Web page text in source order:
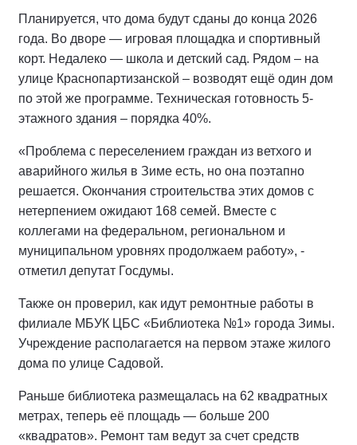
Планируется, что дома будут сданы до конца 2026
года. Во дворе — игровая площадка и спортивный
корт. Недалеко — школа и детский сад. Рядом – на
улице Краснопартизанской – возводят ещё один дом
по этой же программе. Техническая готовность 5-
этажного здания – порядка 40%.
«Проблема с переселением граждан из ветхого и
аварийного жилья в Зиме есть, но она поэтапно
решается. Окончания строительства этих домов с
нетерпением ожидают 168 семей. Вместе с
коллегами на федеральном, региональном и
муниципальном уровнях продолжаем работу», -
отметил депутат Госдумы.
Также он проверил, как идут ремонтные работы в
филиале МБУК ЦБС «Библиотека №1» города Зимы.
Учреждение располагается на первом этаже жилого
дома по улице Садовой.
Раньше библиотека размещалась на 62 квадратных
метрах, теперь её площадь — больше 200
«квадратов». Ремонт там ведут за счет средств